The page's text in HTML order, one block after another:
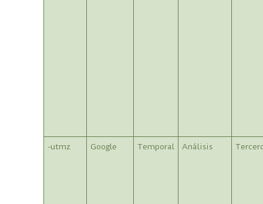
-utmz Google Temporal Análisis